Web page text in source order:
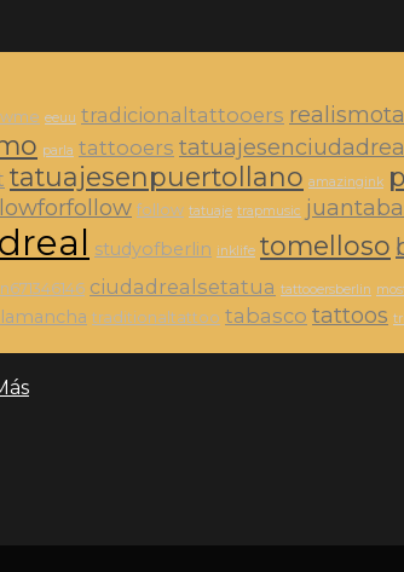
eeuu tradicionaltattooers
parla tattooers
tatuajesenpuertollano amazingink
follow tatuaje trapmusic
studyofberlin inklife tomelloso
ciudadrealsetatua tattooersberlin
traditionaltattoo tabasco tattoos